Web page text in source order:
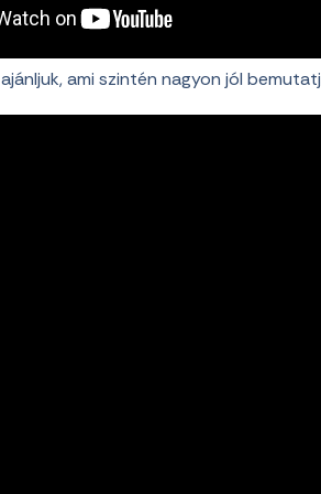
ami szintén nagyon jól